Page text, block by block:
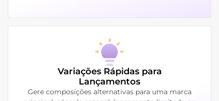
Variações Rápidas para
Lançamentos
Gere composições alternativas para uma marca